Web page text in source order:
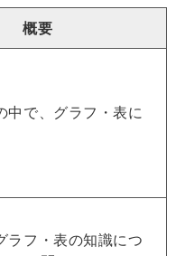
概要
中で、グラフ・表に
ラフ・表の知識につ